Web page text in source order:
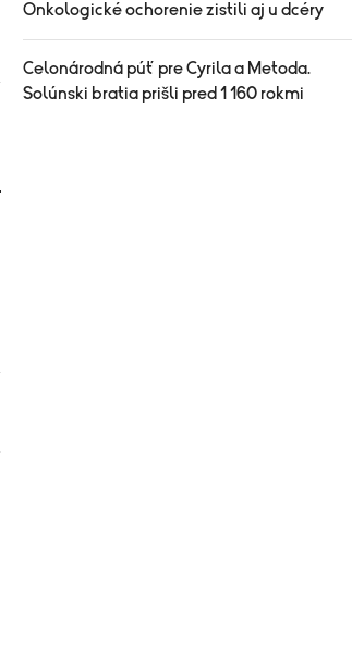
Onkologické ochorenie zistili aj u dcéry
Celonárodná púť pre Cyrila a Metoda.
Solúnski bratia prišli pred 1 160 rokmi